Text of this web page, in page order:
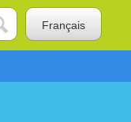
Français